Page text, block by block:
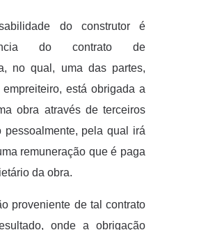
do construtor é
do contrato de
no qual, uma das partes,
está obrigada a
obra através de terceiros
pessoalmente, pela qual irá
remuneração que é paga
da obra.
proveniente de tal contrato
onde a obrigação